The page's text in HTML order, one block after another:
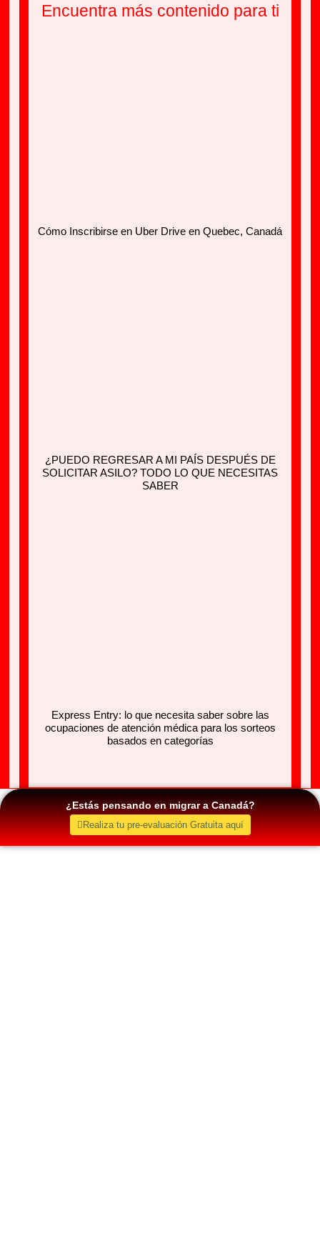
Encuentra más contenido para ti
Cómo Inscribirse en Uber Drive en Quebec, Canadá
¿PUEDO REGRESAR A MI PAÍS DESPUÉS DE
SOLICITAR ASILO? TODO LO QUE NECESITAS
SABER
Express Entry: lo que necesita saber sobre las
ocupaciones de atención médica para los sorteos
basados ​​​​en categorías
¿Estás pensando en migrar a Canadá?
Realiza tu pre-evaluación Gratuita aquí